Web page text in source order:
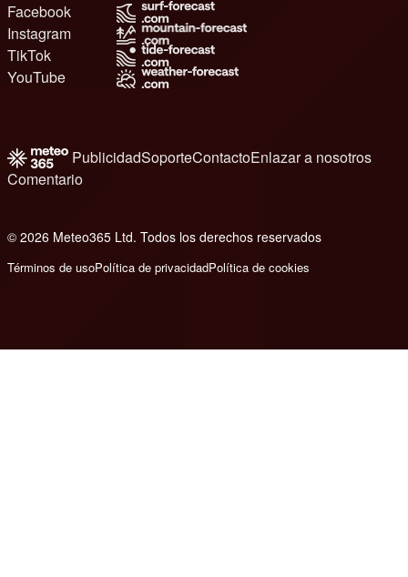
Facebook
Instagram
TikTok
YouTube
PublicidadSoporteContactoEnlazar a nosotros
Comentario
© 2026 Meteo365 Ltd. Todos los derechos reservados
Términos de usoPolítica de privacidadPolítica de cookies